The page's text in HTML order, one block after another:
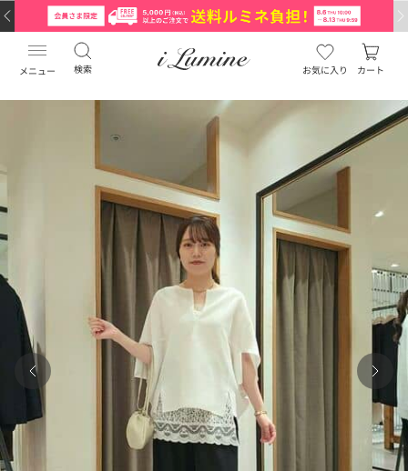
メニュー 検索 お気に入り カート